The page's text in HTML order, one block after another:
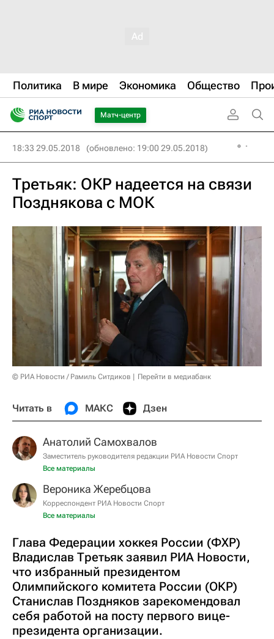
Политика В мире Экономика Общество
Матч-центр
18:33 29.05.2018 (обновлено: 19:00 29.05.2018)
Третьяк: ОКР надеется на связи
Позднякова с МОК
© РИА Новости / Рамиль Ситдиков Перейти в медиабанк
Читать в МАКС Дзен
Анатолий Самохвалов
Заместитель руководителя редакции РИА Новости Спорт
Все материалы
Вероника Жеребцова
Корреспондент РИА Новости Спорт
Все материалы
Глава Федерации хоккея России (ФХР)
Владислав Третьяк заявил РИА Новости,
что избранный президентом
Олимпийского комитета России (ОКР)
Станислав Поздняков зарекомендовал
себя работой на посту первого вице-
президента организации.